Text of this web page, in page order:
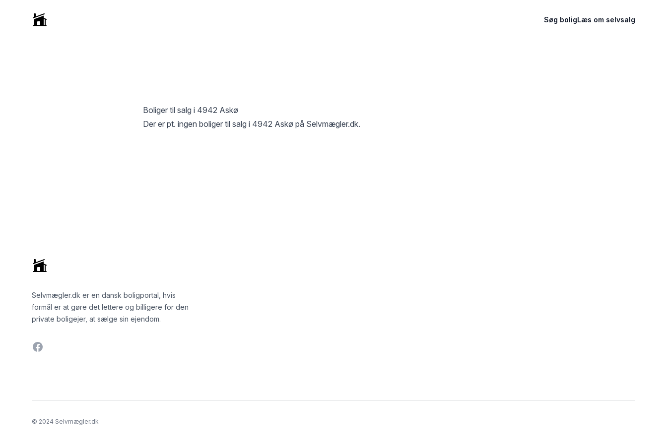
Selvmægler Søg boligLæs om selvsalg
Boliger til salg i 4942 Askø
Der er pt. ingen boliger til salg i 4942 Askø på Selvmægler.dk.
Selvmægler.dk er en dansk boligportal, hvis
formål er at gøre det lettere og billigere for den
private boligejer, at sælge sin ejendom.
Facebook
© 2024 Selvmægler.dk